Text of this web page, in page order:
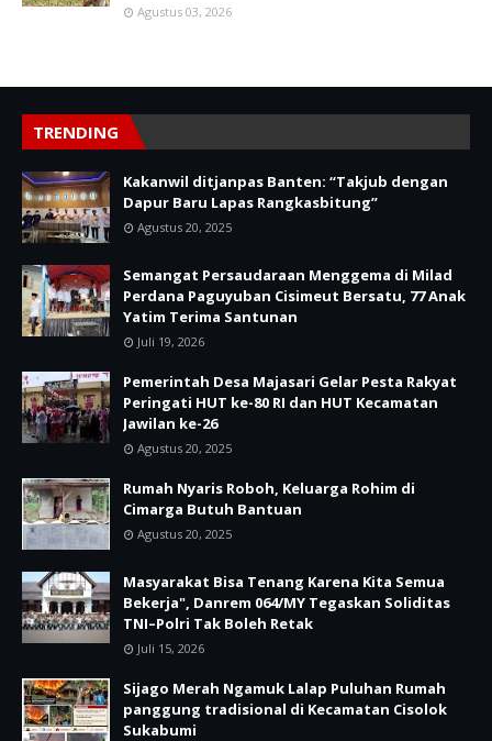
Agustus 03, 2026
TRENDING
Kakanwil ditjanpas Banten: “Takjub dengan
Dapur Baru Lapas Rangkasbitung”
Agustus 20, 2025
Semangat Persaudaraan Menggema di Milad
Perdana Paguyuban Cisimeut Bersatu, 77 Anak
Yatim Terima Santunan
Juli 19, 2026
Pemerintah Desa Majasari Gelar Pesta Rakyat
Peringati HUT ke-80 RI dan HUT Kecamatan
Jawilan ke-26
Agustus 20, 2025
Rumah Nyaris Roboh, Keluarga Rohim di
Cimarga Butuh Bantuan
Agustus 20, 2025
Masyarakat Bisa Tenang Karena Kita Semua
Bekerja", Danrem 064/MY Tegaskan Soliditas
TNI–Polri Tak Boleh Retak
Juli 15, 2026
Sijago Merah Ngamuk Lalap Puluhan Rumah
panggung tradisional di Kecamatan Cisolok
Sukabumi